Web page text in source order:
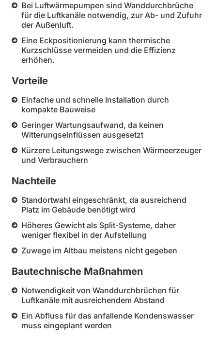
Bei Luftwärmepumpen sind Wanddurchbrüche
für die Luftkanäle notwendig, zur Ab- und Zufuhr
der Außenluft.
Eine Eckpositionierung kann thermische
Kurzschlüsse vermeiden und die Effizienz
erhöhen.
Vorteile
Einfache und schnelle Installation durch
kompakte Bauweise
Geringer Wartungsaufwand, da keinen
Witterungseinflüssen ausgesetzt
Kürzere Leitungswege zwischen Wärmeerzeuger
und Verbrauchern
Nachteile
Standortwahl eingeschränkt, da ausreichend
Platz im Gebäude benötigt wird
Höheres Gewicht als Split-Systeme, daher
weniger flexibel in der Aufstellung
Zuwege im Altbau meistens nicht gegeben
Bautechnische Maßnahmen
Notwendigkeit von Wanddurchbrüchen für
Luftkanäle mit ausreichendem Abstand
Ein Abfluss für das anfallende Kondenswasser
muss eingeplant werden